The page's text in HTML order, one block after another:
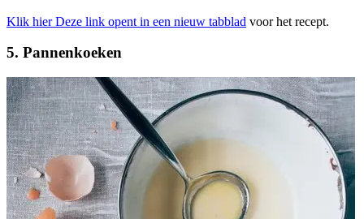
Klik hierDeze link opent in een nieuw tabblad voor het recept.
5. Pannenkoeken